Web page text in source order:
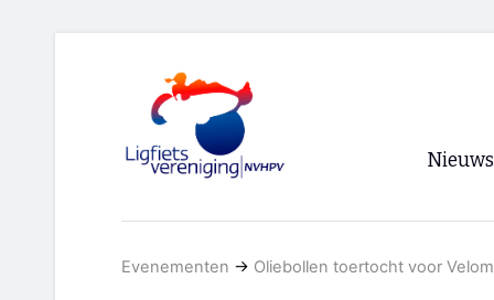
Nieuws
Evenementen → Oliebollen toertocht voor